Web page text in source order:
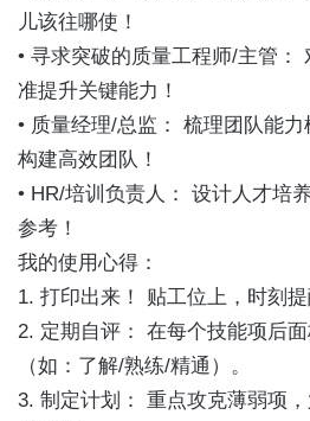
儿该往哪使！
• 寻求突破的质量工程师/主管：
准提升关键能力！
• 质量经理/总监： 梳理团队能力
构建高效团队！
• HR/培训负责人： 设计人才培
参考！
我的使用心得：
1. 打印出来！ 贴工位上，时刻提
2. 定期自评： 在每个技能项后
（如：了解/熟练/精通）。
3. 制定计划： 重点攻克薄弱项